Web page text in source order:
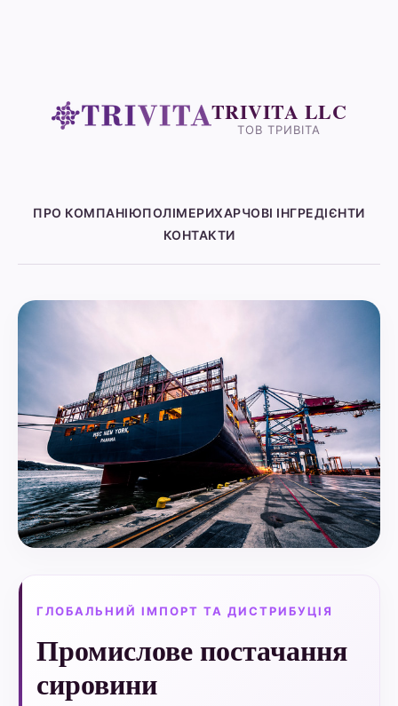
TRIVITA LLC
ТОВ ТРИВІТА
ПРО КОМПАНІЮПОЛІМЕРИХАРЧОВІ ІНГРЕДІЄНТИ
КОНТАКТИ
ГЛОБАЛЬНИЙ ІМПОРТ ТА ДИСТРИБУЦІЯ
Промислове постачання
сировини